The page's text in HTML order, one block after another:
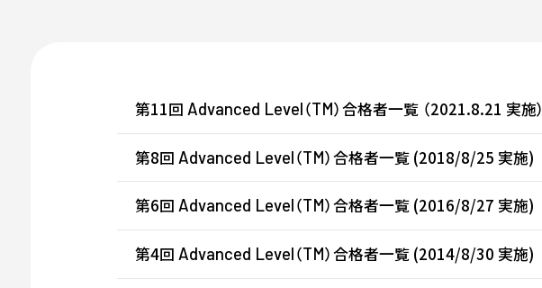
第11回Advanced Level（TM）合格者一覧 （2021.8.21 実施）
第8回 Advanced Level（TM）合格者一覧 (2018/8/25 実施)
第6回Advanced Level（TM）合格者一覧 (2016/8/27 実施)
第4回Advanced Level（TM）合格者一覧 (2014/8/30 実施)